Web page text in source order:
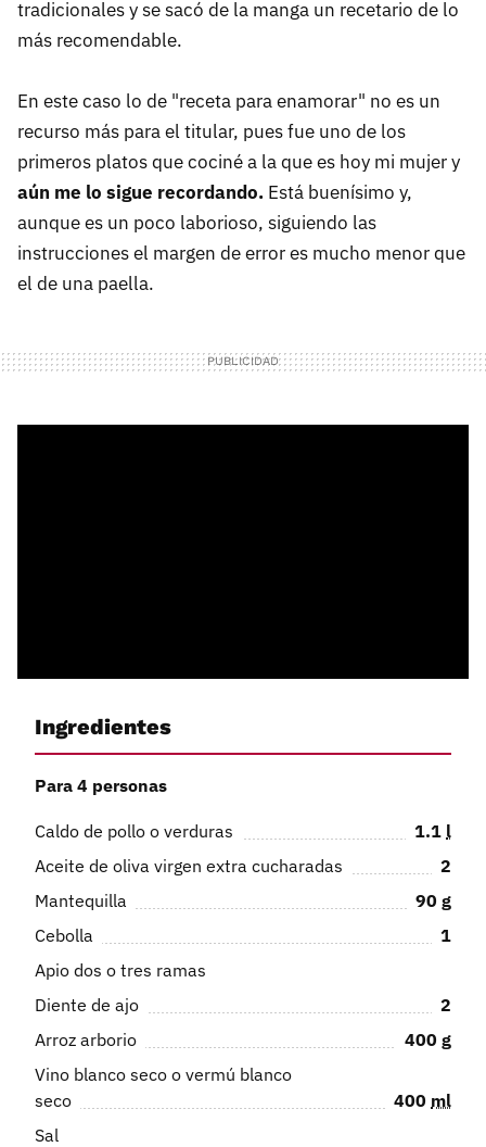
tradicionales y se sacó de la manga un recetario de lo
más recomendable.
En este caso lo de "receta para enamorar" no es un
recurso más para el titular, pues fue uno de los
primeros platos que cociné a la que es hoy mi mujer y
aún me lo sigue recordando. Está buenísimo y,
aunque es un poco laborioso, siguiendo las
instrucciones el margen de error es mucho menor que
el de una paella.
Ingredientes
Para 4 personas
Caldo de pollo o verduras 1.1 l
Aceite de oliva virgen extra cucharadas
2
Mantequilla
90 g
Cebolla
1
Apio dos o tres ramas
Diente de ajo
2
Arroz arborio
400 g
Vino blanco seco o vermú blanco
seco
400 ml
Sal